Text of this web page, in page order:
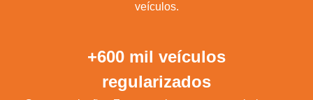
veículos.
+600 mil veículos
regularizados